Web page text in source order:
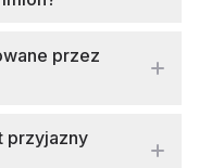
przez
przyjazny